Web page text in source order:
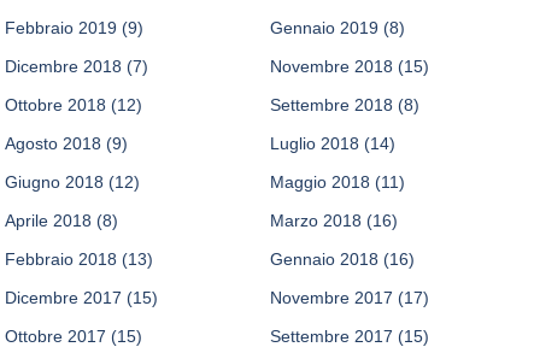
Febbraio 2019 (9) Gennaio 2019 (8)
Dicembre 2018 (7) Novembre 2018 (15)
Ottobre 2018 (12) Settembre 2018 (8)
Agosto 2018 (9) Luglio 2018 (14)
Giugno 2018 (12) Maggio 2018 (11)
Aprile 2018 (8) Marzo 2018 (16)
Febbraio 2018 (13) Gennaio 2018 (16)
Dicembre 2017 (15) Novembre 2017 (17)
Ottobre 2017 (15) Settembre 2017 (15)